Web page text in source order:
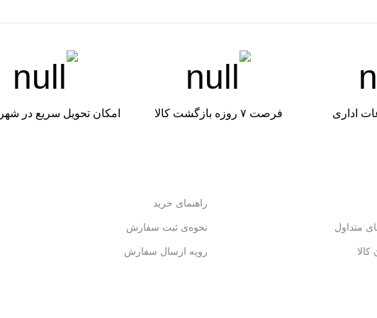
اداری فرصت ۷ روزه بازگشت کالا امکان تحویل سریع در
متداول
راهنمای خرید
نحوه‌ی ثبت سفارش
رویه ارسال سفارش